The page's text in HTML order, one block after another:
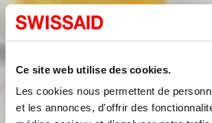
Ce site web utilise des cookies.
Les cookies nous permettent de
et les annonces, d'offrir des